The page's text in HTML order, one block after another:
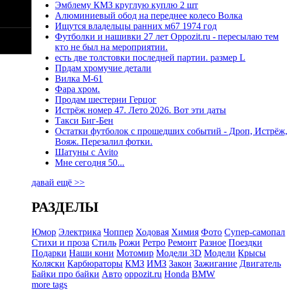
Эмблему КМЗ круглую куплю 2 шт
Алюминиевый обод на переднее колесо Волка
Ищутся владельцы ранних м67 1974 год
Футболки и нашивки 27 лет Oppozit.ru - пересылаю тем
кто не был на мероприятии.
есть две толстовки последней партии. размер L
Прдам хромучие детали
Вилка М-61
Фара хром.
Продам шестерни Герцог
Истрёж номер 47. Лето 2026. Вот эти даты
Такси Биг-Бен
Остатки футболок с прошедших событий - Дроп, Истрёж,
Вояж. Перезалил фотки.
Шатуны с Avito
Мне сегодня 50...
давай ещё >>
РАЗДЕЛЫ
Юмор Электрика Чоппер Ходовая Химия Фото Супер-самопал
Стихи и проза Стиль Рожи Ретро Ремонт Разное Поездки
Подарки Наши кони Мотомир Модели 3D Модели Крысы
Коляски Карбюраторы КМЗ ИМЗ Закон Зажигание Двигатель
Байки про байки Авто oppozit.ru Honda BMW
more tags